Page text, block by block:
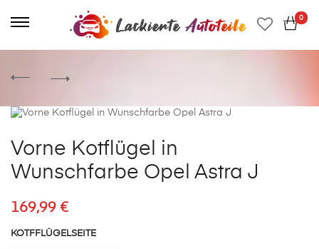
0
Vorne Kotflügel in
Wunschfarbe Opel Astra J
169,99 €
KOTFFLÜGELSEITE